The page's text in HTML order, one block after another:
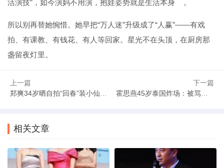
活演技”，如今演妈不用演，抱娃姿势就是生活本身
。
所以别再替她惋惜。她早把“万人迷”升级成了“人赢”——有戏
拍、有课教、有钱花、有人等回家。星光不在头顶，在厨房那
盏留夜灯里。
上一篇
郑爽34岁晒自拍“回春”装小仙女，现实中债台高筑成弃子
下一篇
霍思燕45岁泰国炸场：被骂半生“交际花”，凭一只狗翻身改写豪门剧本
相关文章